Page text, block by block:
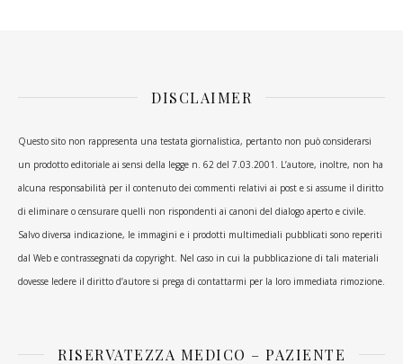
DISCLAIMER
Questo sito non rappresenta una testata giornalistica, pertanto non può considerarsi
un prodotto editoriale ai sensi della legge n. 62 del 7.03.2001. L’autore, inoltre, non ha
alcuna responsabilità per il contenuto dei commenti relativi ai post e si assume il diritto
di eliminare o censurare quelli non rispondenti ai canoni del dialogo aperto e civile.
Salvo diversa indicazione, le immagini e i prodotti multimediali pubblicati sono reperiti
dal Web e contrassegnati da copyright. Nel caso in cui la pubblicazione di tali materiali
dovesse ledere il diritto d’autore si prega di contattarmi per la loro immediata rimozione.
RISERVATEZZA MEDICO – PAZIENTE